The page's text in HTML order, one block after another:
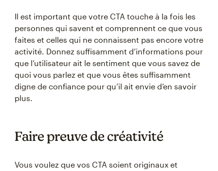
Il est important que votre CTA touche à la fois les
personnes qui savent et comprennent ce que vous
faites et celles qui ne connaissent pas encore votre
activité. Donnez suffisamment d’informations pour
que l’utilisateur ait le sentiment que vous savez de
quoi vous parlez et que vous êtes suffisamment
digne de confiance pour qu’il ait envie d’en savoir
plus.
Faire preuve de créativité
Vous voulez que vos CTA soient originaux et